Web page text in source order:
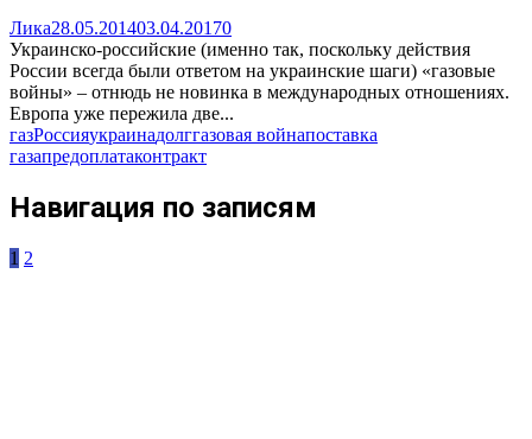
Лика28.05.201403.04.20170
Украинско-российские (именно так, поскольку действия
России всегда были ответом на украинские шаги) «газовые
войны» – отнюдь не новинка в международных отношениях.
Европа уже пережила две...
газРоссияукраинадолггазовая войнапоставка
газапредоплатаконтракт
Навигация по записям
1 2